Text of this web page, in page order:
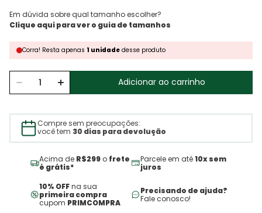
Em dúvida sobre qual tamanho escolher?
Corra! Resta apenas 1 unidade desse produto
Adicionar ao carrinho
Compre sem preocupações:
você tem 30 dias para devolução
Acima de R$299 o frete
é grátis*
Parcele em até10x sem
juros
10% OFFna sua
primeira compra
cupom PRIMCOMPRA
Precisando de ajuda?
Fale conosco!